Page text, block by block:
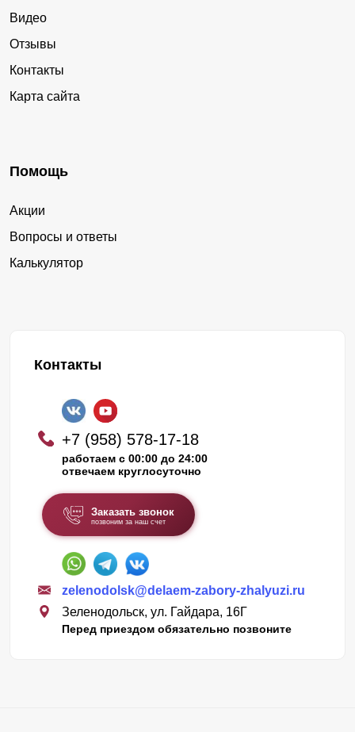
Видео
Отзывы
Контакты
Карта сайта
Помощь
Акции
Вопросы и ответы
Калькулятор
Контакты
+7 (958) 578-17-18
работаем с 00:00 до 24:00
отвечаем круглосуточно
Заказать звонок
позвоним за наш счет
zelenodolsk@delaem-zabory-zhalyuzi.ru
Зеленодольск, ул. Гайдара, 16Г
Перед приездом обязательно позвоните